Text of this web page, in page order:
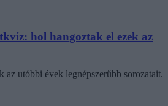
hol hangoztak el ezek az
az utóbbi évek legnépszerűbb sorozatait.